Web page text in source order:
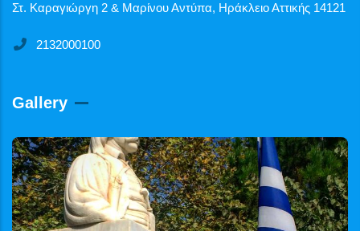
Στ. Καραγιώργη 2 & Μαρίνου Αντύπα, Ηράκλειο Αττικής 14121
2132000100
Gallery